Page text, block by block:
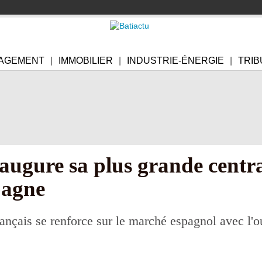
IMMOBILIER INDUSTRIE-ÉNERGIE
sa plus grande
se renforce sur le marché espagnol avec